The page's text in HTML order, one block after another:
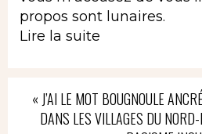
propos sont lunaires.
Lire la suite
« J’AI LE MOT BOUGNOULE
DANS LES VILLAGES DU